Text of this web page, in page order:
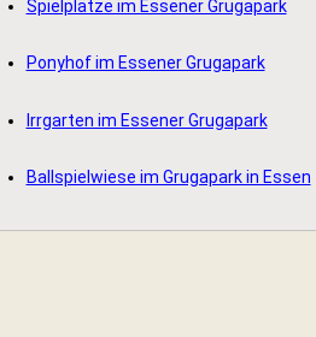
Spielplätze im Essener Grugapark
Ponyhof im Essener Grugapark
Irrgarten im Essener Grugapark
Ballspielwiese im Grugapark in Essen